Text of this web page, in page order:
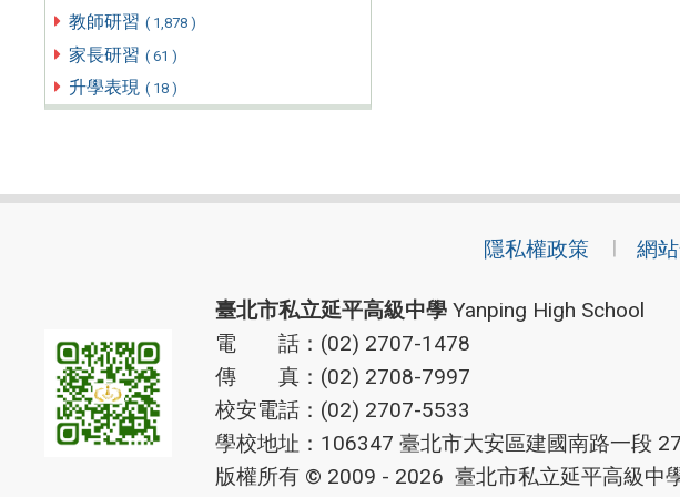
教師研習 ( 1,878 )
家長研習 ( 61 )
升學表現 ( 18 )
隱私權政策 網
臺北市私立延平高級中學Yanping High School
電 話：(02) 2707-1478
傳 真：(02) 2708-7997
校安電話：(02) 2707-5533
學校地址：106347 臺北市大安區建國南路一段
版權所有 © 2009 - 2026 臺北市私立延平高級中